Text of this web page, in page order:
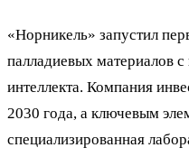
«Норникель» запустил
палладиевых материалов
интеллекта. Компания
2030 года, а ключевым
специализированная